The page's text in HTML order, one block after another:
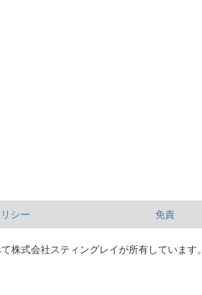
シー 免責
株式会社スティングレイが所有しています。